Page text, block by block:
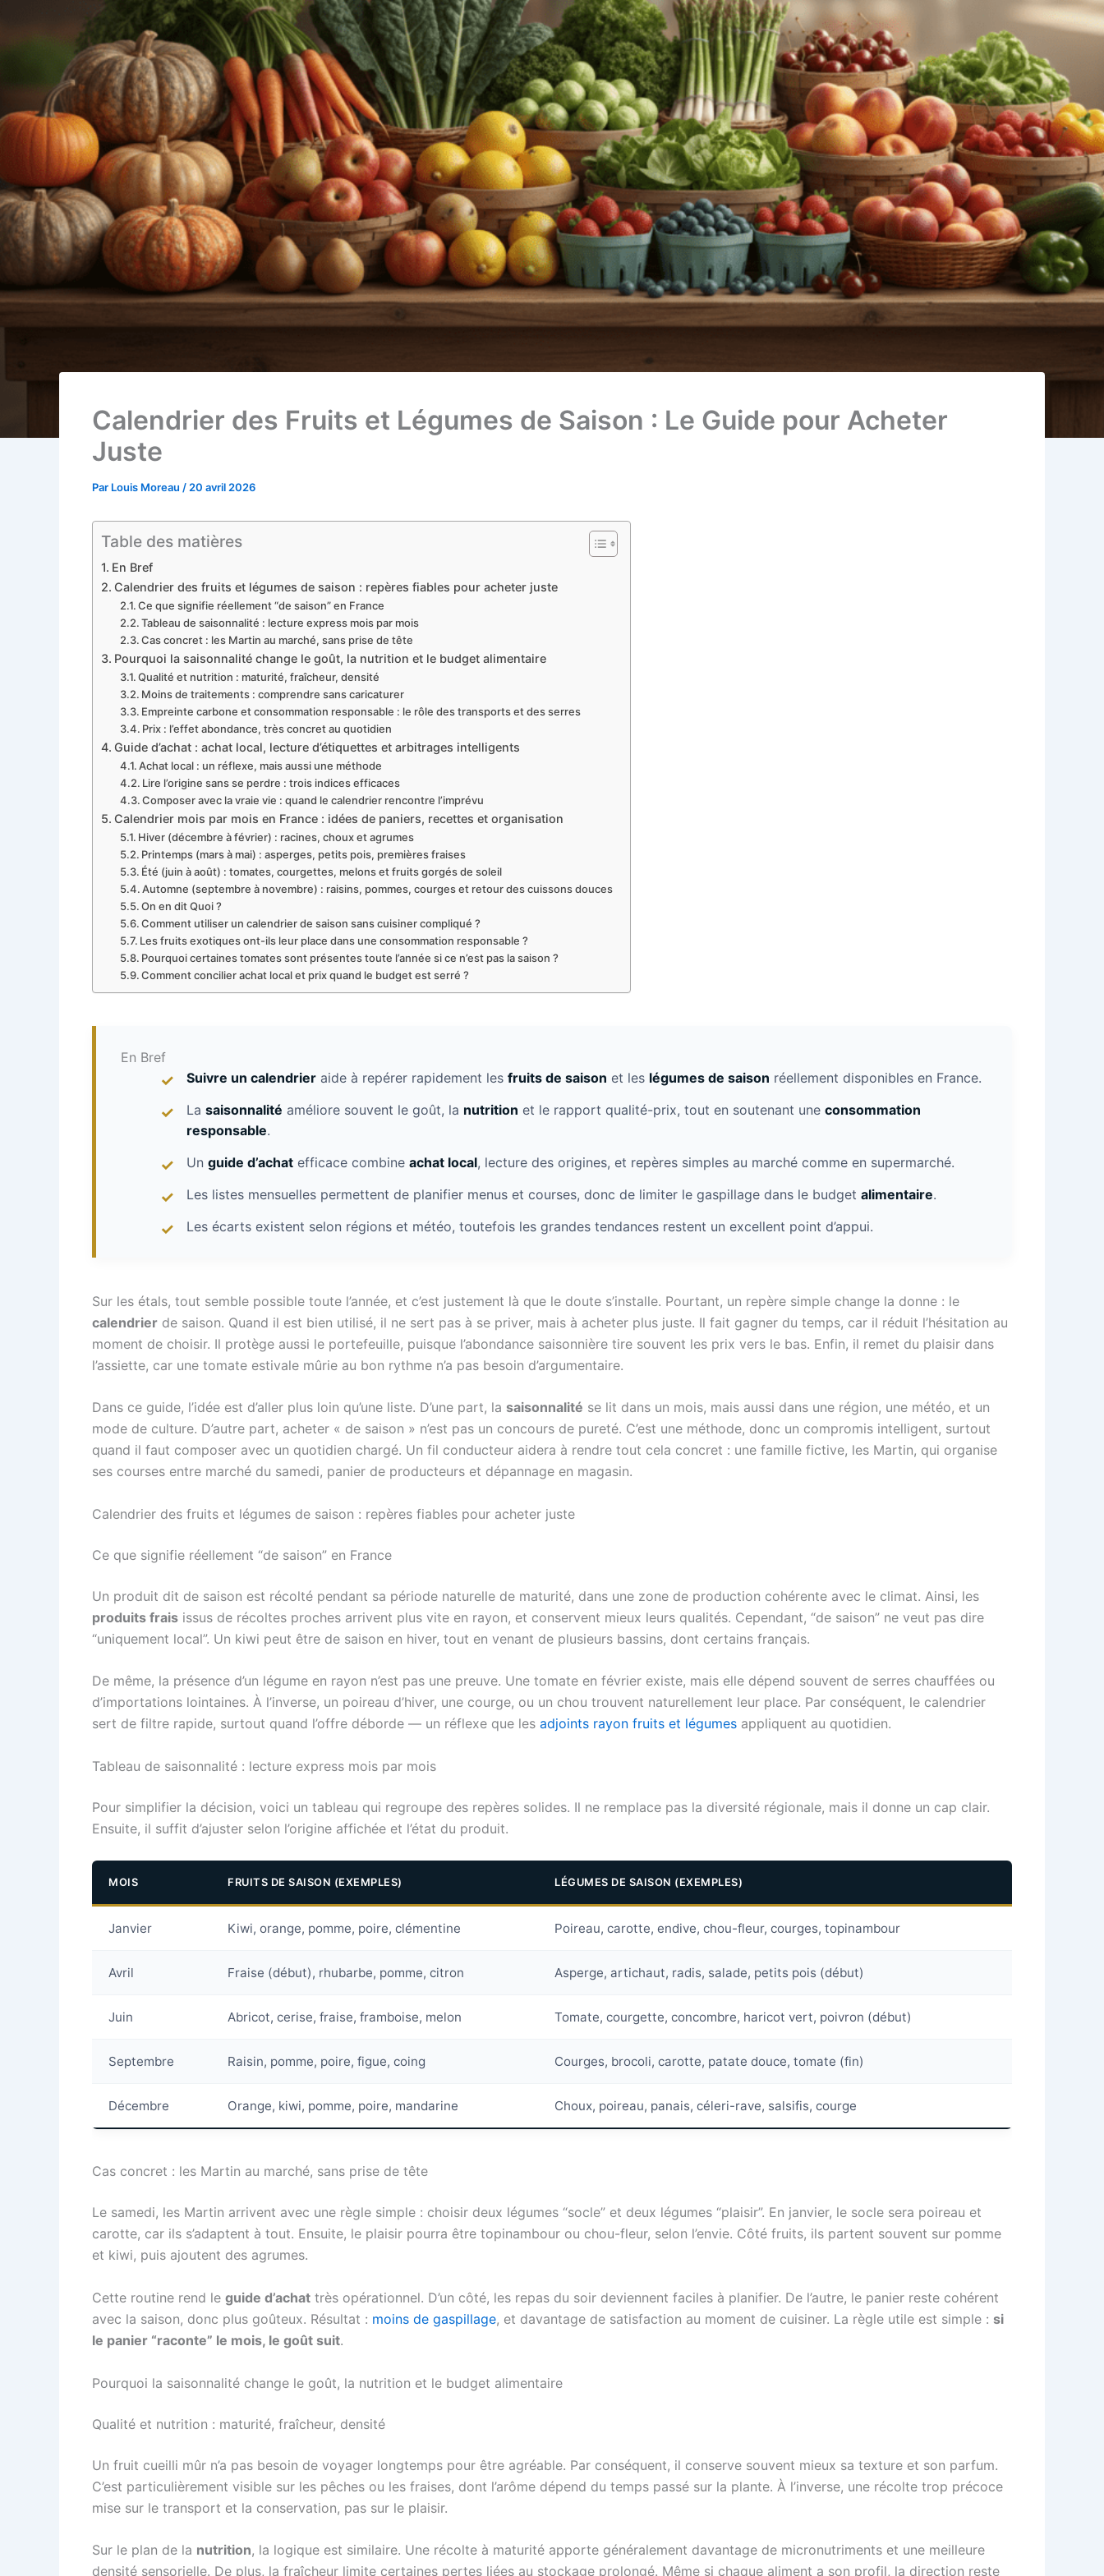
Calendrier des Fruits et Légumes de Saison : Le Guide pour Acheter
Juste
Par Louis Moreau / 20 avril 2026
Table des matières
En Bref
Calendrier des fruits et légumes de saison : repères fiables pour acheter juste
Ce que signifie réellement “de saison” en France
Tableau de saisonnalité : lecture express mois par mois
Cas concret : les Martin au marché, sans prise de tête
Pourquoi la saisonnalité change le goût, la nutrition et le budget alimentaire
Qualité et nutrition : maturité, fraîcheur, densité
Moins de traitements : comprendre sans caricaturer
Empreinte carbone et consommation responsable : le rôle des transports et des serres
Prix : l’effet abondance, très concret au quotidien
Guide d’achat : achat local, lecture d’étiquettes et arbitrages intelligents
Achat local : un réflexe, mais aussi une méthode
Lire l’origine sans se perdre : trois indices efficaces
Composer avec la vraie vie : quand le calendrier rencontre l’imprévu
Calendrier mois par mois en France : idées de paniers, recettes et organisation
Hiver (décembre à février) : racines, choux et agrumes
Printemps (mars à mai) : asperges, petits pois, premières fraises
Été (juin à août) : tomates, courgettes, melons et fruits gorgés de soleil
Automne (septembre à novembre) : raisins, pommes, courges et retour des cuissons douces
On en dit Quoi ?
Comment utiliser un calendrier de saison sans cuisiner compliqué ?
Les fruits exotiques ont-ils leur place dans une consommation responsable ?
Pourquoi certaines tomates sont présentes toute l’année si ce n’est pas la saison ?
Comment concilier achat local et prix quand le budget est serré ?
En Bref
Suivre un calendrier aide à repérer rapidement les fruits de saison et les légumes de saison réellement disponibles en France.
La saisonnalité améliore souvent le goût, la nutrition et le rapport qualité-prix, tout en soutenant une consommation
responsable.
Un guide d’achat efficace combine achat local, lecture des origines, et repères simples au marché comme en supermarché.
Les listes mensuelles permettent de planifier menus et courses, donc de limiter le gaspillage dans le budget alimentaire.
Les écarts existent selon régions et météo, toutefois les grandes tendances restent un excellent point d’appui.
Sur les étals, tout semble possible toute l’année, et c’est justement là que le doute s’installe. Pourtant, un repère simple change la donne : le
calendrier de saison. Quand il est bien utilisé, il ne sert pas à se priver, mais à acheter plus juste. Il fait gagner du temps, car il réduit l’hésitation au
moment de choisir. Il protège aussi le portefeuille, puisque l’abondance saisonnière tire souvent les prix vers le bas. Enfin, il remet du plaisir dans
l’assiette, car une tomate estivale mûrie au bon rythme n’a pas besoin d’argumentaire.
Dans ce guide, l’idée est d’aller plus loin qu’une liste. D’une part, la saisonnalité se lit dans un mois, mais aussi dans une région, une météo, et un
mode de culture. D’autre part, acheter « de saison » n’est pas un concours de pureté. C’est une méthode, donc un compromis intelligent, surtout
quand il faut composer avec un quotidien chargé. Un fil conducteur aidera à rendre tout cela concret : une famille fictive, les Martin, qui organise
ses courses entre marché du samedi, panier de producteurs et dépannage en magasin.
Calendrier des fruits et légumes de saison : repères fiables pour acheter juste
Ce que signifie réellement “de saison” en France
Un produit dit de saison est récolté pendant sa période naturelle de maturité, dans une zone de production cohérente avec le climat. Ainsi, les
produits frais issus de récoltes proches arrivent plus vite en rayon, et conservent mieux leurs qualités. Cependant, “de saison” ne veut pas dire
“uniquement local”. Un kiwi peut être de saison en hiver, tout en venant de plusieurs bassins, dont certains français.
De même, la présence d’un légume en rayon n’est pas une preuve. Une tomate en février existe, mais elle dépend souvent de serres chauffées ou
d’importations lointaines. À l’inverse, un poireau d’hiver, une courge, ou un chou trouvent naturellement leur place. Par conséquent, le calendrier
sert de filtre rapide, surtout quand l’offre déborde — un réflexe que les adjoints rayon fruits et légumes appliquent au quotidien.
Tableau de saisonnalité : lecture express mois par mois
Pour simplifier la décision, voici un tableau qui regroupe des repères solides. Il ne remplace pas la diversité régionale, mais il donne un cap clair.
Ensuite, il suffit d’ajuster selon l’origine affichée et l’état du produit.
MOIS FRUITS DE SAISON (EXEMPLES) LÉGUMES DE SAISON (EXEMPLES)
Janvier Kiwi, orange, pomme, poire, clémentine Poireau, carotte, endive, chou-fleur, courges, topinambour
Avril Fraise (début), rhubarbe, pomme, citron Asperge, artichaut, radis, salade, petits pois (début)
Juin Abricot, cerise, fraise, framboise, melon Tomate, courgette, concombre, haricot vert, poivron (début)
Septembre Raisin, pomme, poire, figue, coing Courges, brocoli, carotte, patate douce, tomate (fin)
Décembre Orange, kiwi, pomme, poire, mandarine Choux, poireau, panais, céleri-rave, salsifis, courge
Cas concret : les Martin au marché, sans prise de tête
Le samedi, les Martin arrivent avec une règle simple : choisir deux légumes “socle” et deux légumes “plaisir”. En janvier, le socle sera poireau et
carotte, car ils s’adaptent à tout. Ensuite, le plaisir pourra être topinambour ou chou-fleur, selon l’envie. Côté fruits, ils partent souvent sur pomme
et kiwi, puis ajoutent des agrumes.
Cette routine rend le guide d’achat très opérationnel. D’un côté, les repas du soir deviennent faciles à planifier. De l’autre, le panier reste cohérent
avec la saison, donc plus goûteux. Résultat : moins de gaspillage, et davantage de satisfaction au moment de cuisiner. La règle utile est simple : si
le panier “raconte” le mois, le goût suit.
Pourquoi la saisonnalité change le goût, la nutrition et le budget alimentaire
Qualité et nutrition : maturité, fraîcheur, densité
Un fruit cueilli mûr n’a pas besoin de voyager longtemps pour être agréable. Par conséquent, il conserve souvent mieux sa texture et son parfum.
C’est particulièrement visible sur les pêches ou les fraises, dont l’arôme dépend du temps passé sur la plante. À l’inverse, une récolte trop précoce
mise sur le transport et la conservation, pas sur le plaisir.
Sur le plan de la nutrition, la logique est similaire. Une récolte à maturité apporte généralement davantage de micronutriments et une meilleure
densité sensorielle. De plus, la fraîcheur limite certaines pertes liées au stockage prolongé. Même si chaque aliment a son profil, la direction reste